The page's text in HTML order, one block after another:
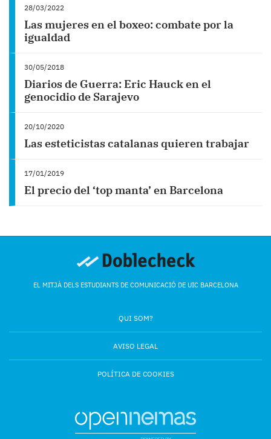
28/03/2022
Las mujeres en el boxeo: combate por la
igualdad
30/05/2018
Diarios de Guerra: Eric Hauck en el
genocidio de Sarajevo
20/10/2020
Las esteticistas catalanas quieren trabajar
17/01/2019
El precio del ‘top manta’ en Barcelona
EL MITJÀ DELS ESTUDIANTS DE COMUNICACIÓ DE UIC BARCELONA
QUI SOM?
AVISO LEGAL
POLÍTICA DE COOKIES